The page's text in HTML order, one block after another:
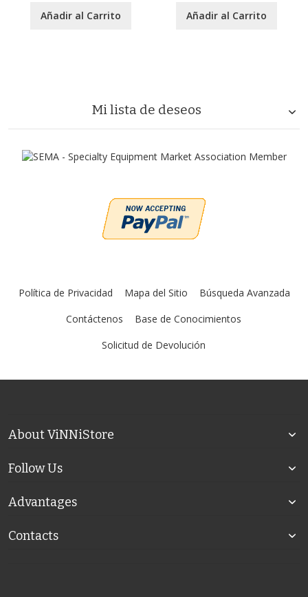
Añadir al Carrito Añadir al Carrito
Mi lista de deseos
Política de Privacidad Mapa del Sitio
Búsqueda Avanzada
Contáctenos
Base de Conocimientos
Solicitud de Devolución
About ViNNiStore
Follow Us
Advantages
Contacts